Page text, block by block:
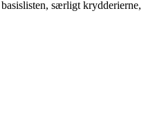
særligt krydderierne,